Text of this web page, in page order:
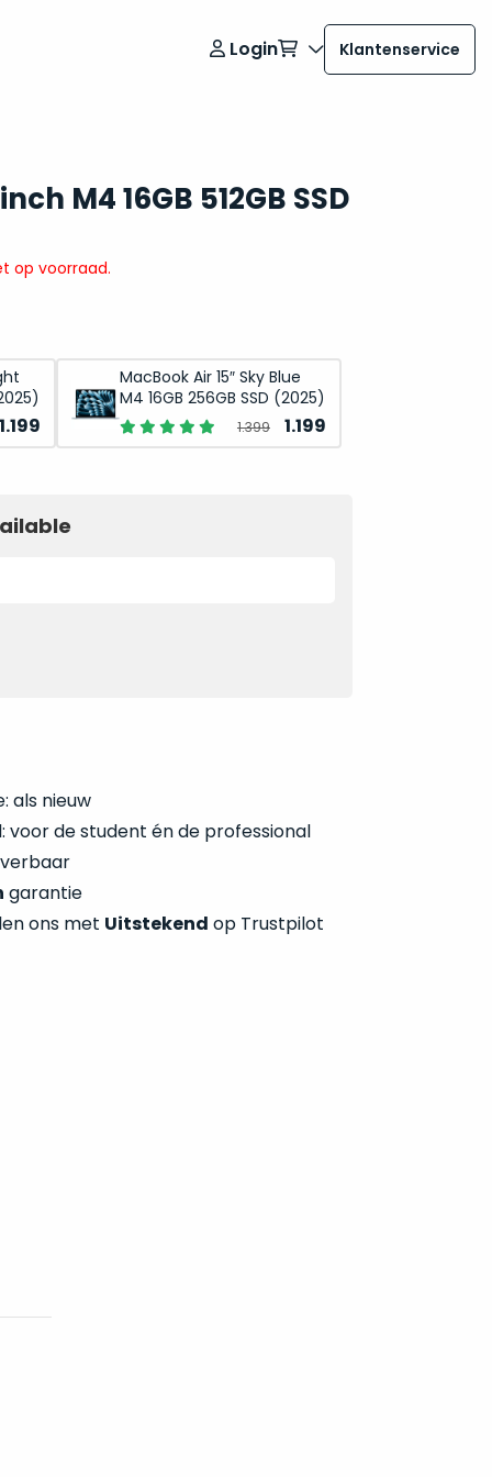
Login Klantenservice
M4 16GB 512GB SSD
op voorraad.
Oorspronkelijke
1.199Huidige
prijs
MacBook Air 15″ Sky Blue
M4 16GB 256GB SSD (2025)
1.399
Oorspronkelijke
prijs
1.199Huidige
prijs
als nieuw
voor de student én de professional
garantie
ons met Uitstekend op Trustpilot